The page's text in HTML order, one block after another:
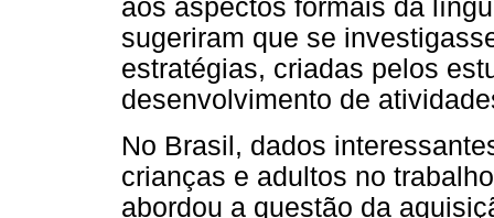
aos aspectos formais da
sugeriram que se
estratégias, criadas pelos
desenvolvimento de
No Brasil, dados
crianças e adultos no
abordou a questão da